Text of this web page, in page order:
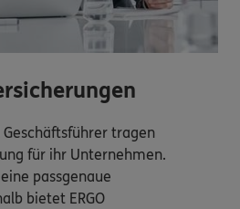
tragen
für ihr Unternehmen.
passgenaue
bietet ERGO